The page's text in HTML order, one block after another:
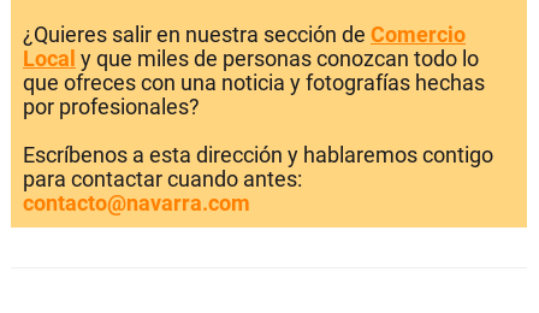
¿Quieres salir en nuestra sección de Comercio
Local y que miles de personas conozcan todo lo
que ofreces con una noticia y fotografías hechas
por profesionales?
Escríbenos a esta dirección y hablaremos contigo
para contactar cuando antes:
contacto@navarra.com